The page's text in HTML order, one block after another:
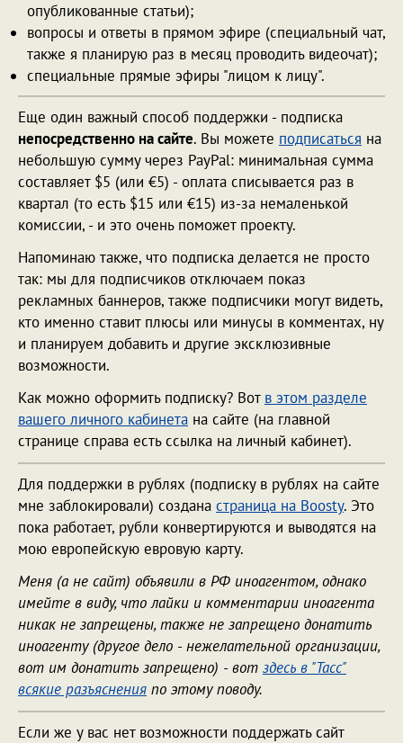
опубликованные статьи);
вопросы и ответы в прямом эфире (специальный чат,
также я планирую раз в месяц проводить видеочат);
специальные прямые эфиры "лицом к лицу".
Еще один важный способ поддержки - подписка
непосредственно на сайте. Вы можете подписаться на
небольшую сумму через PayPal: минимальная сумма
составляет $5 (или €5) - оплата списывается раз в
квартал (то есть $15 или €15) из-за немаленькой
комиссии, - и это очень поможет проекту.
Напоминаю также, что подписка делается не просто
так: мы для подписчиков отключаем показ
рекламных баннеров, также подписчики могут видеть,
кто именно ставит плюсы или минусы в комментах, ну
и планируем добавить и другие эксклюзивные
возможности.
Как можно оформить подписку? Вот в этом разделе
вашего личного кабинета на сайте (на главной
странице справа есть ссылка на личный кабинет).
Для поддержки в рублях (подписку в рублях на сайте
мне заблокировали) создана страница на Boosty. Это
пока работает, рубли конвертируются и выводятся на
мою европейскую евровую карту.
Меня (а не сайт) объявили в РФ иноагентом, однако
имейте в виду, что лайки и комментарии иноагента
никак не запрещены, также не запрещено донатить
иноагенту (другое дело - нежелательной организации,
вот им донатить запрещено) - вот здесь в "Тасс"
всякие разъяснения по этому поводу.
Если же у вас нет возможности поддержать сайт